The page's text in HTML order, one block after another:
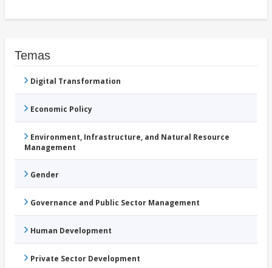
Temas
Digital Transformation
Economic Policy
Environment, Infrastructure, and Natural Resource
Management
Gender
Governance and Public Sector Management
Human Development
Private Sector Development